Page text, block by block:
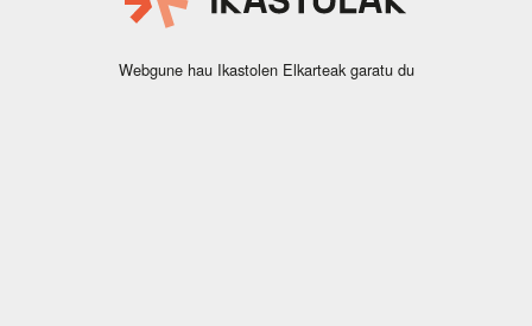
Webgune hau Ikastolen Elkarteak garatu du